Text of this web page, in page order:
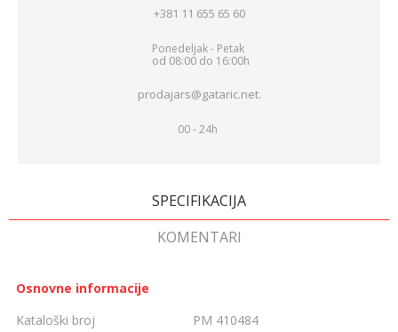
+381 11 655 65 60
Ponedeljak - Petak
od 08:00 do 16:00h
prodajars@gataric.net.
00 - 24h
SPECIFIKACIJA
KOMENTARI
Osnovne informacije
Kataloški broj
PM 410484